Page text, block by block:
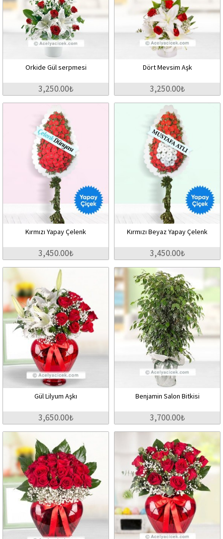
Orkide Gül serpmesi
3,250.00₺
Dört Mevsim Aşk
3,250.00₺
Kırmızı Yapay Çelenk
3,450.00₺
Kırmızı Beyaz Yapay Çelenk
3,450.00₺
Gül Lilyum Aşkı
3,650.00₺
Benjamin Salon Bitkisi
3,700.00₺